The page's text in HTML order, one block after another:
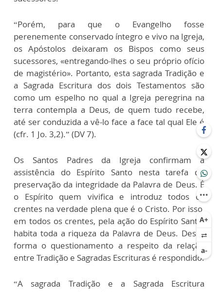
“Porém, para que o Evangelho fosse
perenemente conservado íntegro e vivo na Igreja,
os Apóstolos deixaram os Bispos como seus
sucessores, «entregando-lhes o seu próprio ofício
de magistério». Portanto, esta sagrada Tradição e
a Sagrada Escritura dos dois Testamentos são
como um espelho no qual a Igreja peregrina na
terra contempla a Deus, de quem tudo recebe,
até ser conduzida a vê-lo face a face tal qual Ele é
(cfr. 1 Jo. 3,2).” (DV 7).
Os Santos Padres da Igreja confirmam a
assistência do Espírito Santo nesta tarefa de
preservação da integridade da Palavra de Deus. É
o Espírito quem vivifica e introduz todos os
crentes na verdade plena que é o Cristo. Por isso,
em todos os crentes, pela ação do Espírito Santo,
habita toda a riqueza da Palavra de Deus. Dessa
forma o questionamento a respeito da relação
entre Tradição e Sagradas Escrituras é respondido.
“A sagrada Tradição e a Sagrada Escritura